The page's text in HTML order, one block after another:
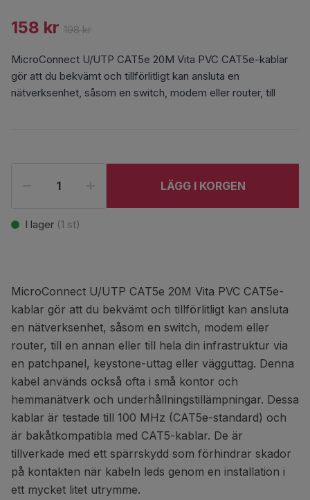
158 kr 198 kr
MicroConnect U/UTP CAT5e 20M Vita PVC CAT5e-kablar
gör att du bekvämt och tillförlitligt kan ansluta en
nätverksenhet, såsom en switch, modem eller router, till
LÄGG I KORGEN
I lager (1 st)
MicroConnect U/UTP CAT5e 20M Vita PVC CAT5e-
kablar gör att du bekvämt och tillförlitligt kan ansluta
en nätverksenhet, såsom en switch, modem eller
router, till en annan eller till hela din infrastruktur via
en patchpanel, keystone-uttag eller vägguttag. Denna
kabel används också ofta i små kontor och
hemmanätverk och underhållningstillämpningar. Dessa
kablar är testade till 100 MHz (CAT5e-standard) och
är bakåtkompatibla med CAT5-kablar. De är
tillverkade med ett spärrskydd som förhindrar skador
på kontakten när kabeln leds genom en installation i
ett mycket litet utrymme.